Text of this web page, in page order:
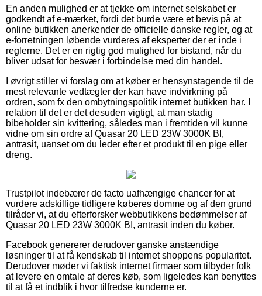
En anden mulighed er at tjekke om internet selskabet er
godkendt af e-mærket, fordi det burde være et bevis på at
online butikken anerkender de officielle danske regler, og at
e-forretningen løbende vurderes af eksperter der er inde i
reglerne. Det er en rigtig god mulighed for bistand, når du
bliver udsat for besvær i forbindelse med din handel.
I øvrigt stiller vi forslag om at køber er hensynstagende til de
mest relevante vedtægter der kan have indvirkning på
ordren, som fx den ombytningspolitik internet butikken har. I
relation til det er det desuden vigtigt, at man stadig
bibeholder sin kvittering, således man i fremtiden vil kunne
vidne om sin ordre af Quasar 20 LED 23W 3000K BI,
antrasit, uanset om du leder efter et produkt til en pige eller
dreng.
Trustpilot indebærer de facto uafhængige chancer for at
vurdere adskillige tidligere køberes domme og af den grund
tilråder vi, at du efterforsker webbutikkens bedømmelser af
Quasar 20 LED 23W 3000K BI, antrasit inden du køber.
Facebook genererer derudover ganske anstændige
løsninger til at få kendskab til internet shoppens popularitet.
Derudover møder vi faktisk internet firmaer som tilbyder folk
at levere en omtale af deres køb, som ligeledes kan benyttes
til at få et indblik i hvor tilfredse kunderne er.